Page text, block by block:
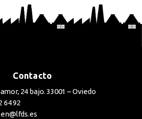
Contacto
24 bajo. 33001 – Oviedo
64 92